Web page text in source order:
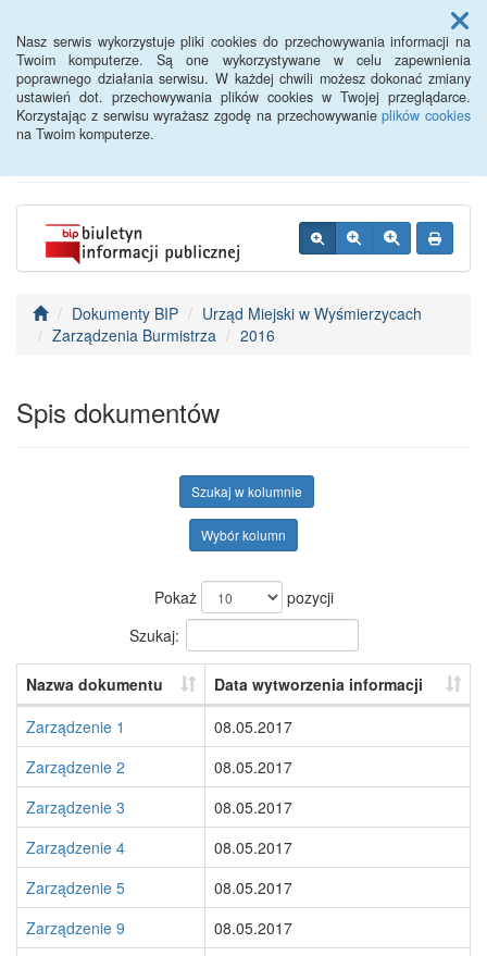
Nasz serwis wykorzystuje pliki cookies do przechowywania informacji na
Twoim komputerze. Są one wykorzystywane w celu zapewnienia
poprawnego działania serwisu. W każdej chwili możesz dokonać zmiany
ustawień dot. przechowywania plików cookies w Twojej przeglądarce.
Korzystając z serwisu wyrażasz zgodę na przechowywanieplików cookies
na Twoim komputerze.
Menu
BIP - Urząd Miejski
Wyśmierzyce
Dokumenty BIP
Urząd Miejski w Wyśmierzycach
Zarządzenia Burmistrza
2016
Spis dokumentów
Szukaj w kolumnie
Wybór kolumn
Pokaż
pozycji
Szukaj:
Nazwa dokumentu
Data wytworzenia informacji
Zarządzenie 1
08.05.2017
Zarządzenie 2
08.05.2017
Zarządzenie 3
08.05.2017
Zarządzenie 4
08.05.2017
Zarządzenie 5
08.05.2017
Zarządzenie 9
08.05.2017